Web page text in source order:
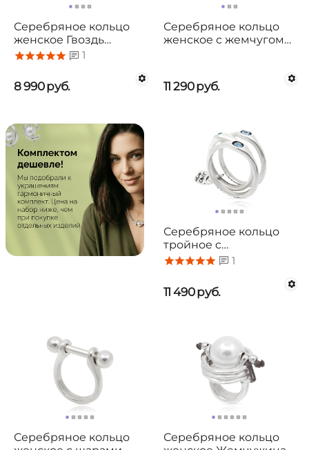
Серебряное кольцо
женское Гвоздь
UNOde50 B121
8 990руб.
Серебряное кольцо
женское с жемчугом
11 290руб.
Серебряное кольцо
тройное c
кристаллами
Happy blue
1
11 490руб.
Серебряное кольцо
Серебряное кольцо